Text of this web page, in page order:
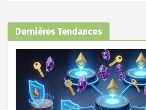
Dernières Tendances